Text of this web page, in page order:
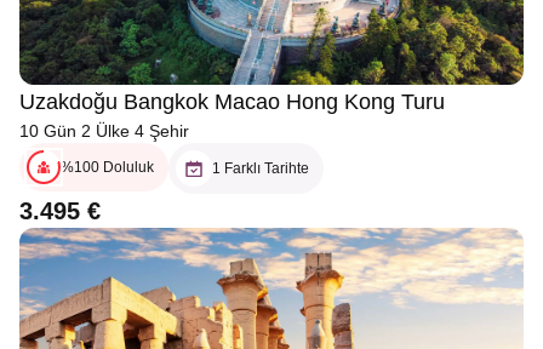
Uzakdoğu Bangkok Macao Hong Kong Turu
10 Gün 2 Ülke 4 Şehir
%100 Doluluk 1 Farklı Tarihte
3.495 €